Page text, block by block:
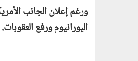
ورغم إعلان الجانب
اليورانيوم ورفع العقوبات.